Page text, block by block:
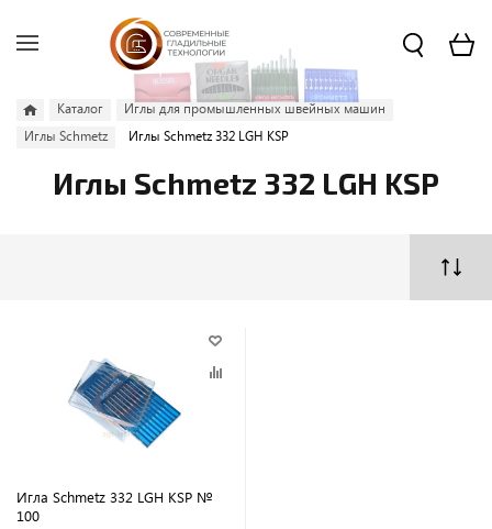
Каталог
Иглы для промышленных швейных машин
Иглы Schmetz
Иглы Schmetz 332 LGH KSP
Иглы Schmetz 332 LGH KSP
Игла Schmetz 332 LGH KSP №
100